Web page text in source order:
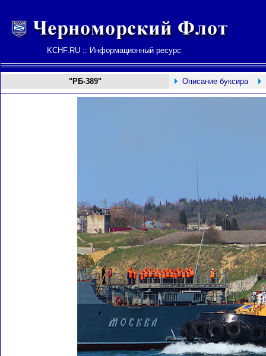
KCHF.RU :: Информационный ресурс
"РБ-389" Описание буксира